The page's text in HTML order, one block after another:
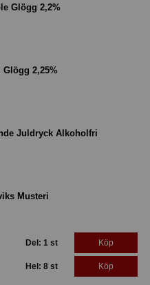
Glögg 2,2%
Glögg 2,25%
Juldryck Alkoholfri
Musteri
Del: 1 st Köp
Hel: 8 st Köp